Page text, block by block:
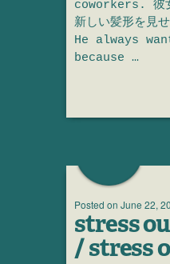
coworkers. 彼
新しい髪形を見
He always
because …
Posted on June 22,
stress
/ stress